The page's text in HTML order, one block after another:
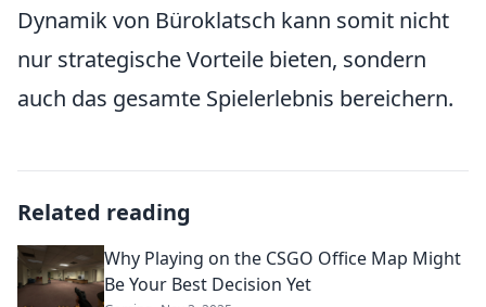
Dynamik von Büroklatsch kann somit nicht
nur strategische Vorteile bieten, sondern
auch das gesamte Spielerlebnis bereichern.
Related reading
Why Playing on the CSGO Office Map Might
Be Your Best Decision Yet